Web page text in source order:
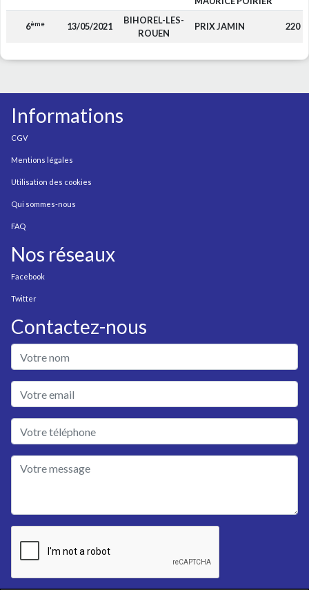
6ème 13/05/2021
BIHOREL-LES-
ROUEN
PRIX JAMIN 220
Informations
CGV
Mentions légales
Utilisation des cookies
Qui sommes-nous
FAQ
Nos réseaux
Facebook
Twitter
Contactez-nous